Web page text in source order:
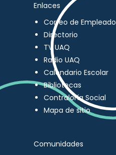
Enlaces
Correo de
Directorio
TV UAQ
Radio UAQ
Calendario Escolar
Bibliotecas
Contraloría Social
Mapa de sitio
Comunidades